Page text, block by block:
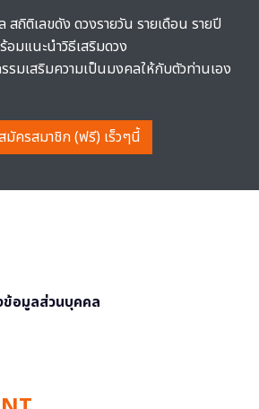
สถิติเลขดัง ดวงรายวัน รายเดือน รายปี
อมแนะนำวิธีเสริมดวง
รมเสริมความเป็นมงคลให้กับตัวท่านเอง
มัครสมาชิก (ฟรี) เร็วๆนี้
ข้อมูลส่วนบุคคล